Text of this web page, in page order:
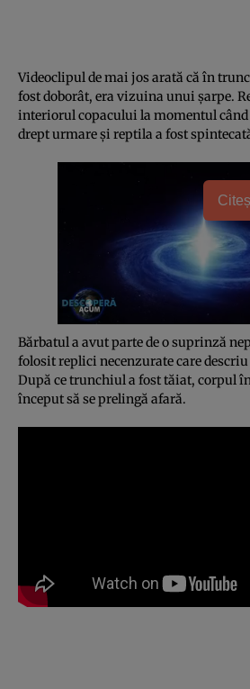
Videoclipul de mai jos arată că în
fost doborât, era vizuina unui şarpe.
interiorul copacului la momentul când
drept urmare şi reptila a fost
Bărbatul a avut parte de o suprinză
folosit replici necenzurate care
După ce trunchiul a fost tăiat, corpul
început să se prelingă afară.